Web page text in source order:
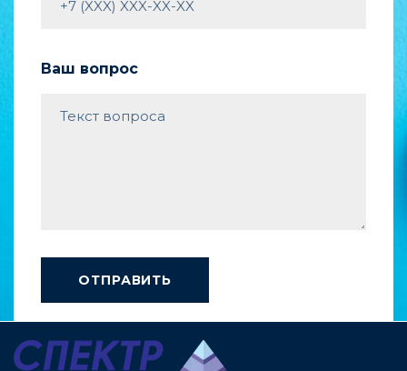
Ваш вопрос